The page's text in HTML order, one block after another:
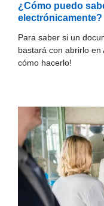
¿Cómo puedo
electrónicamente?
Para saber si un
bastará con abrirlo en
cómo hacerlo!